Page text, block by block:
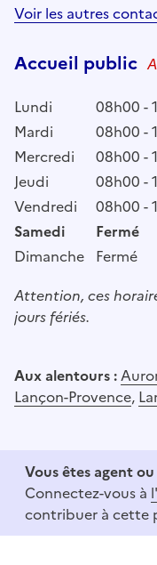
Voir les autres
Accueil public
Lundi
08h00 -
Mardi
08h00 -
Mercredi
08h00 -
Jeudi
08h00 -
Vendredi
08h00 -
Samedi
Fermé
Dimanche Fermé
Attention, ces
jours fériés.
Aux alentours :
Lançon-Provence,
Vous êtes agent
Connectez-vous à
contribuer à cette